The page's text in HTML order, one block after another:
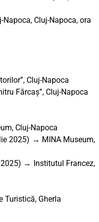
Cluj-Napoca, ora
Cluj-Napoca
Fărcaș”, Cluj-Napoca
Cluj-Napoca
2025) → MINA Museum,
→ Institutul Francez,
Gherla